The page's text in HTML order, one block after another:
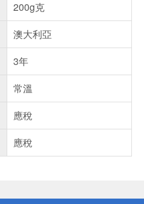
200g克
澳大利亞
3年
常溫
應稅
應稅